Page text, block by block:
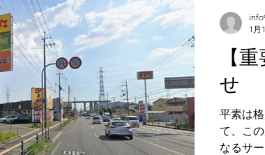
戸市
【
せ
平素は
て、こ
なるサ
1月